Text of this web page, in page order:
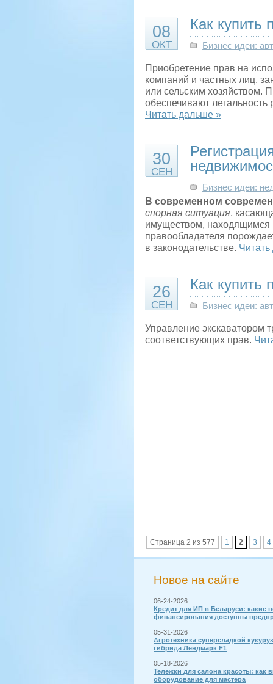
08
ОКТ
Как купить
Бизнес идеи:
Приобретение прав на
компаний и частных лиц,
или сельским хозяйством.
обеспечивают
Читать дальше »
30
СЕН
Бизнес идеи:
В современном
спорная ситуация,
имуществом, находящимся
правообладателя
в законодательстве.
26
СЕН
Как купить
Бизнес идеи:
Управление экскаватором
соответствующих прав.
Страница 2 из 577 1 2 3 4
Новое на сайте
06-24-2026
Кредит для ИП в Беларуси: какие
финансирования доступны
05-31-2026
Агротехника суперсладкой
гибрида Лендмарк F1
05-18-2026
Тележки для салона красоты: как
оборудование для мастера